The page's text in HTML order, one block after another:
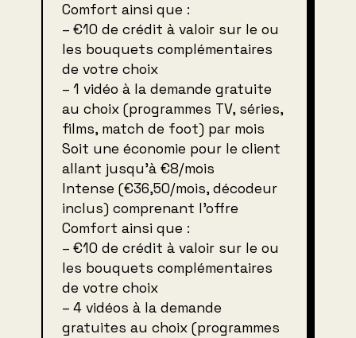
Comfort ainsi que :
– €10 de crédit à valoir sur le ou
les bouquets complémentaires
de votre choix
– 1 vidéo à la demande gratuite
au choix (programmes TV, séries,
films, match de foot) par mois
Soit une économie pour le client
allant jusqu’à €8/mois
Intense (€36,50/mois, décodeur
inclus) comprenant l’offre
Comfort ainsi que :
– €10 de crédit à valoir sur le ou
les bouquets complémentaires
de votre choix
– 4 vidéos à la demande
gratuites au choix (programmes